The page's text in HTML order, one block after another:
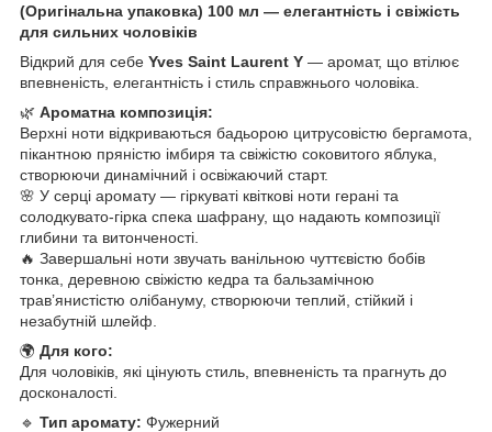
(Оригінальна упаковка) 100 мл — елегантність і свіжість
для сильних чоловіків
Відкрий для себе Yves Saint Laurent Y — аромат, що втілює
впевненість, елегантність і стиль справжнього чоловіка.
🌿 Ароматна композиція:
Верхні ноти відкриваються бадьорою цитрусовістю бергамота,
пікантною пряністю імбиря та свіжістю соковитого яблука,
створюючи динамічний і освіжаючий старт.
🌸 У серці аромату — гіркуваті квіткові ноти герані та
солодкувато-гірка спека шафрану, що надають композиції
глибини та витонченості.
🔥 Завершальні ноти звучать ванільною чуттєвістю бобів
тонка, деревною свіжістю кедра та бальзамічною
трав’янистістю олібануму, створюючи теплий, стійкий і
незабутній шлейф.
🌍 Для кого:
Для чоловіків, які цінують стиль, впевненість та прагнуть до
досконалості.
🔹 Тип аромату: Фужерний